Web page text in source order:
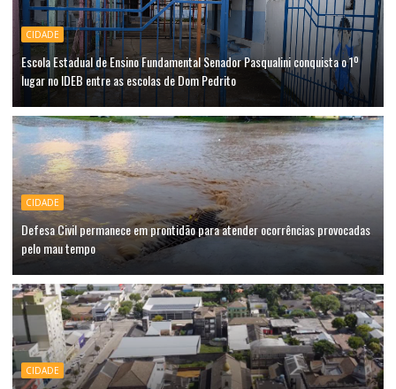
CIDADE
Escola Estadual de Ensino Fundamental Senador Pasqualini conquista o 1º
lugar no IDEB entre as escolas de Dom Pedrito
CIDADE
Defesa Civil permanece em prontidão para atender ocorrências provocadas
pelo mau tempo
CIDADE